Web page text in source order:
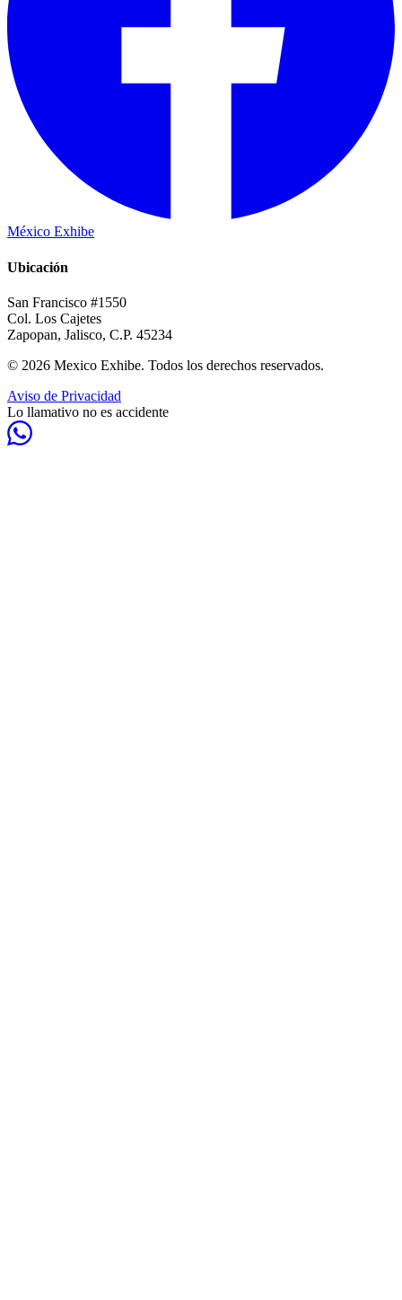
México Exhibe
Ubicación
San Francisco #1550
Col. Los Cajetes
Zapopan, Jalisco, C.P. 45234
© 2026 Mexico Exhibe. Todos los derechos reservados.
Aviso de Privacidad
Lo llamativo no es accidente